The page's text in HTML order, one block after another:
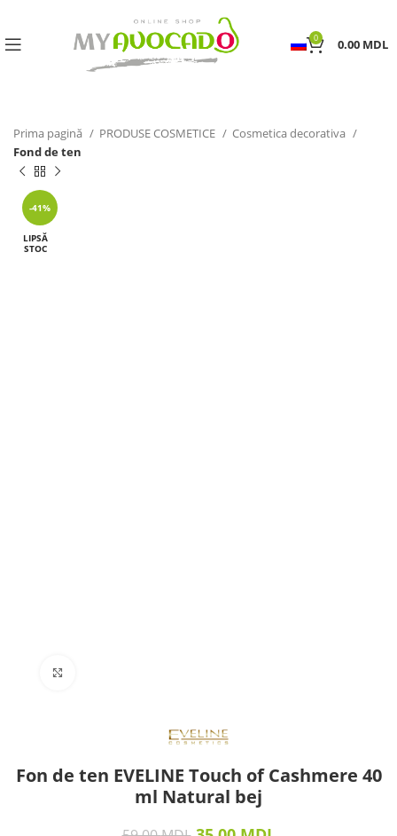
0 0.00 MDL
Prima pagină PRODUSE COSMETICE
Cosmetica decorativa
Fond de ten
-41%
LIPSĂ
STOC
Fon de ten EVELINE Touch of Cashmere 40
ml Natural bej